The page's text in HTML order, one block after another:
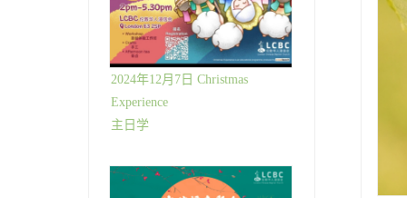
2024年12月7日 Christmas
Experience
主日学